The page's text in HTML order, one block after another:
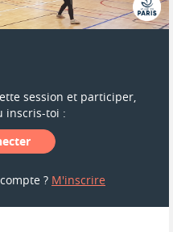
session et participer,
inscris-toi :
? M'inscrire